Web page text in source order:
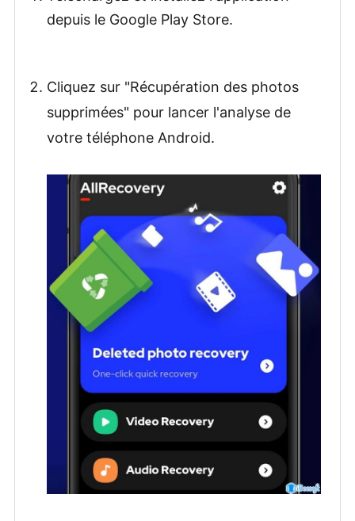
depuis le Google Play Store.
Cliquez sur "Récupération des photos
supprimées" pour lancer l'analyse de
votre téléphone Android.